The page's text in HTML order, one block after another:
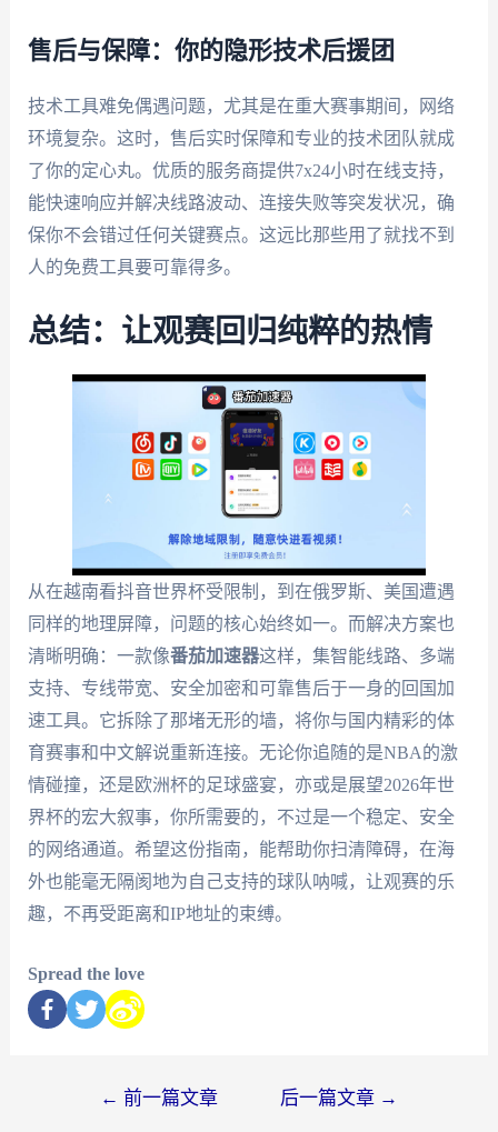
售后与保障：你的隐形技术后援团
技术工具难免偶遇问题，尤其是在重大赛事期间，网络
环境复杂。这时，售后实时保障和专业的技术团队就成
了你的定心丸。优质的服务商提供7x24小时在线支持，
能快速响应并解决线路波动、连接失败等突发状况，确
保你不会错过任何关键赛点。这远比那些用了就找不到
人的免费工具要可靠得多。
总结：让观赛回归纯粹的热情
从在越南看抖音世界杯受限制，到在俄罗斯、美国遭遇
同样的地理屏障，问题的核心始终如一。而解决方案也
清晰明确：一款像番茄加速器这样，集智能线路、多端
支持、专线带宽、安全加密和可靠售后于一身的回国加
速工具。它拆除了那堵无形的墙，将你与国内精彩的体
育赛事和中文解说重新连接。无论你追随的是NBA的激
情碰撞，还是欧洲杯的足球盛宴，亦或是展望2026年世
界杯的宏大叙事，你所需要的，不过是一个稳定、安全
的网络通道。希望这份指南，能帮助你扫清障碍，在海
外也能毫无隔阂地为自己支持的球队呐喊，让观赛的乐
趣，不再受距离和IP地址的束缚。
Spread the love
← 前一篇文章 后一篇文章 →